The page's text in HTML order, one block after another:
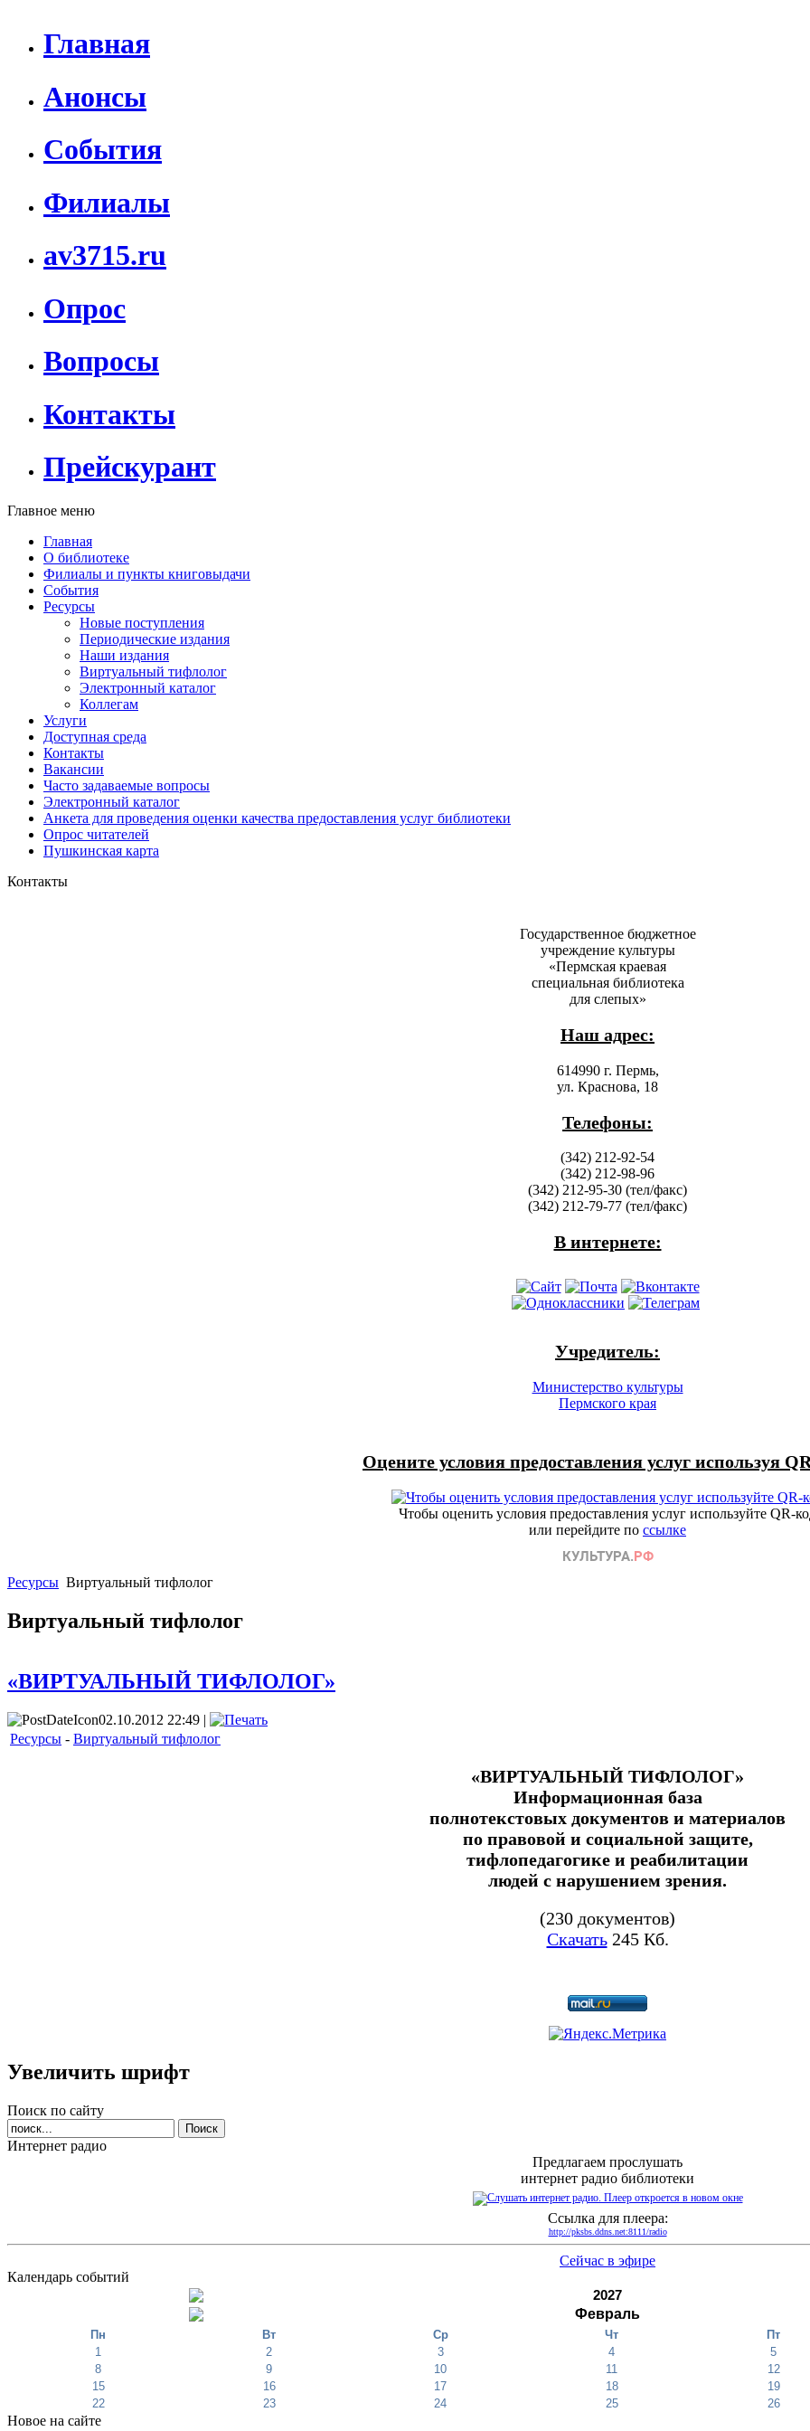
Главная
Анонсы
События
Филиалы
av3715.ru
Опрос
Вопросы
Контакты
Прейскурант
Главное меню
Главная
О библиотеке
Филиалы и пункты книговыдачи
События
Ресурсы
Новые поступления
Периодические издания
Наши издания
Виртуальный тифлолог
Электронный каталог
Коллегам
Услуги
Доступная среда
Контакты
Вакансии
Часто задаваемые вопросы
Электронный каталог
Анкета для проведения оценки качества предоставления услуг библиотеки
Опрос читателей
Пушкинская карта
Контакты
Государственное бюджетное
учреждение культуры
«Пермская краевая
специальная библиотека
для слепых»
Наш адрес:
614990 г. Пермь,
ул. Краснова, 18
Телефоны:
(342) 212-92-54
(342) 212-98-96
(342) 212-95-30 (тел/факс)
(342) 212-79-77 (тел/факс)
В интернете:
Учредитель:
Министерство культуры
Пермского края
Оцените условия предоставления услуг используя
Чтобы оценить условия предоставления услуг используйте QR-
или перейдите по ссылке
Ресурсы Виртуальный тифлолог
Виртуальный тифлолог
«ВИРТУАЛЬНЫЙ ТИФЛОЛОГ»
02.10.2012 22:49 |
Ресурсы - Виртуальный тифлолог
«ВИРТУАЛЬНЫЙ ТИФЛОЛОГ»
Информационная база
полнотекстовых документов и материалов
по правовой и социальной защите,
тифлопедагогике и реабилитации
людей с нарушением зрения.
(230 документов)
Скачать245 Кб.
Увеличить шрифт
Поиск по сайту
Интернет радио
Предлагаем прослушать
интернет радио библиотеки
Ссылка для плеера:
http://pksbs.ddns.net:8111/radio
Сейчас в эфире
Календарь событий
2027
Февраль
Пн Вт Ср Чт Пт
1
2 3 4 5
8
9 10 11 12
15
16 17 18 19
22
23 24 25 26
Новое на сайте